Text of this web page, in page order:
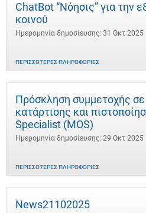
ChatBot “Νόησις” για την
κοινού
Ημερομηνία δημοσίευσης: 31 Οκτ 2025
ΠΕΡΙΣΣΌΤΕΡΕΣ ΠΛΗΡΟΦΟΡΊΕΣ
Πρόσκληση συμμετοχής
κατάρτισης και
Specialist (MOS)
Ημερομηνία δημοσίευσης: 29 Οκτ 2025
ΠΕΡΙΣΣΌΤΕΡΕΣ ΠΛΗΡΟΦΟΡΊΕΣ
News21102025